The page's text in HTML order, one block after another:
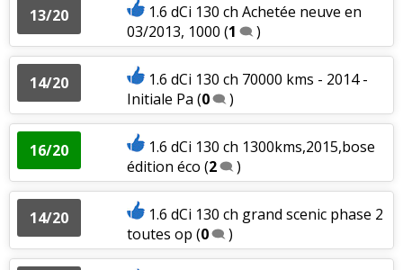
13/20
1.6 dCi 130 ch Achetée neuve en
03/2013, 1000 (1 )
14/20
1.6 dCi 130 ch 70000 kms - 2014 -
Initiale Pa (0 )
16/20
1.6 dCi 130 ch 1300kms,2015,bose
édition éco (2 )
14/20
1.6 dCi 130 ch grand scenic phase 2
toutes op (0 )